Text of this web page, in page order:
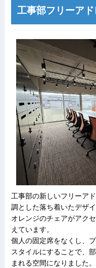
工事部フリーア
工事部の新しいフリーア
調とした落ち着いたデザイ
オレンジのチェアがアク
えています。
個人の固定席をなくし、
スタイルにすることで、
まれる空間になりました。